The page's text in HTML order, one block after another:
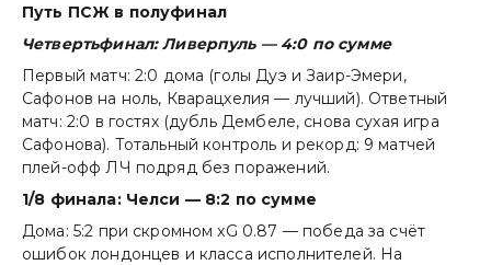
Путь ПСЖ в полуфинал
Четвертьфинал: Ливерпуль — 4:0 по сумме
Первый матч: 2:0 дома (голы Дуэ и Заир-Эмери,
Сафонов на ноль, Кварацхелия — лучший). Ответный
матч: 2:0 в гостях (дубль Дембеле, снова сухая игра
Сафонова). Тотальный контроль и рекорд: 9 матчей
плей-офф ЛЧ подряд без поражений.
1/8 финала: Челси — 8:2 по сумме
Дома: 5:2 при скромном xG 0.87 — победа за счёт
ошибок лондонцев и класса исполнителей. На